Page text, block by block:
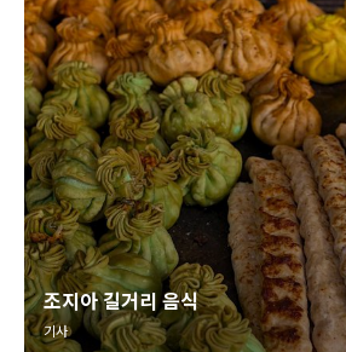
조지아 길거리 음식
기사